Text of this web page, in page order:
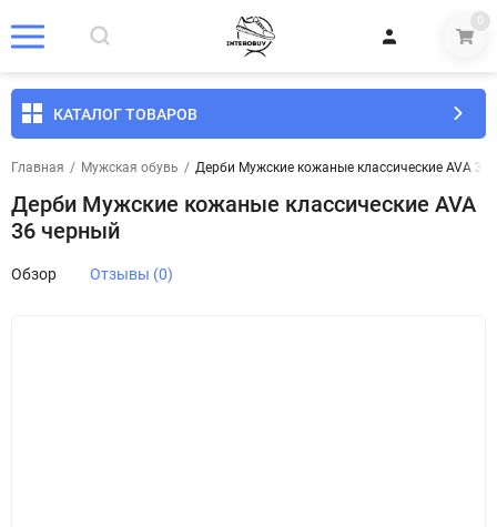
0
КАТАЛОГ ТОВАРОВ
Главная / Мужская обувь / Дерби Мужские кожаные классические AVA 36
Дерби Мужские кожаные классические AVA
36 черный
Обзор Отзывы (0)